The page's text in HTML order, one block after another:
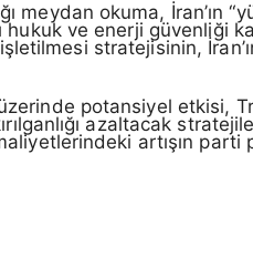
okuma, İran’ın
ve enerji güvenliği
stratejisinin,
potansiyel etkisi,
azaltacak
artışın parti